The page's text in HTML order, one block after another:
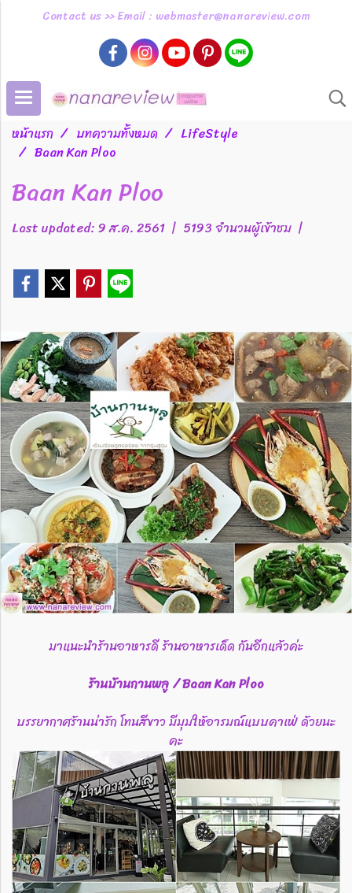
Contact us >> Email : webmaster@nanareview.com
หน้าแรก บทความทั้งหมด
LifeStyle
Baan Kan Ploo
Baan Kan Ploo
Last updated: 9 ส.ค. 2561 | 5193 จำนวนผู้เข้าชม |
มาแนะนำร้านอาหารดี ร้านอาหารเด็ด กันอีกแล้วค่ะ
ร้านบ้านกานพลู / Baan Kan Ploo
บรรยากาศร้านน่ารัก โทนสีขาว มีมุมให้อารมณ์แบบคาเฟ่ ด้วยนะ
คะ